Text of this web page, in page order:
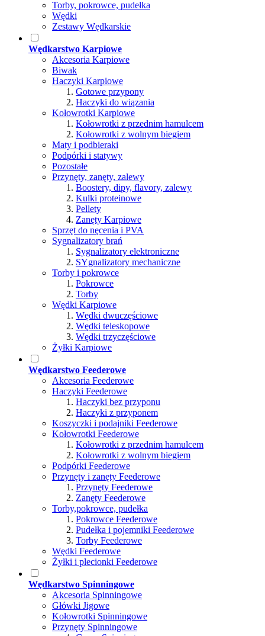
Torby, pokrowce, pudełka
Wędki
Zestawy Wędkarskie
Wędkarstwo Karpiowe
Akcesoria Karpiowe
Biwak
Haczyki Karpiowe
Gotowe przypony
Haczyki do wiązania
Kołowrotki Karpiowe
Kołowrotki z przednim hamulcem
Kołowrotki z wolnym biegiem
Maty i podbieraki
Podpórki i statywy
Pozostałe
Przynęty, zanęty, zalewy
Boostery, dipy, flavory, zalewy
Kulki proteinowe
Pellety
Zanęty Karpiowe
Sprzęt do nęcenia i PVA
Sygnalizatory brań
Sygnalizatory elektroniczne
SYgnalizatory mechaniczne
Torby i pokrowce
Pokrowce
Torby
Wędki Karpiowe
Wędki dwuczęściowe
Wędki teleskopowe
Wędki trzyczęściowe
Żyłki Karpiowe
Wędkarstwo Feederowe
Akcesoria Feederowe
Haczyki Feederowe
Haczyki bez przyponu
Haczyki z przyponem
Koszyczki i podajniki Feederowe
Kołowrotki Feederowe
Kołowrotki z przednim hamulcem
Kołowrotki z wolnym biegiem
Podpórki Feederowe
Przynęty i zanęty Feederowe
Przynęty Feederowe
Zanęty Feederowe
Torby,pokrowce, pudełka
Pokrowce Feederowe
Pudełka i pojemniki Feederowe
Torby Feederowe
Wędki Feederowe
Żyłki i plecionki Feederowe
Wędkarstwo Spinningowe
Akcesoria Spinningowe
Główki Jigowe
Kołowrotki Spinningowe
Przynęty Spinningowe